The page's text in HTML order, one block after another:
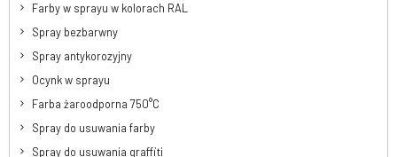
Farby w sprayu w kolorach RAL
Spray bezbarwny
Spray antykorozyjny
Ocynk w sprayu
Farba żaroodporna 750°C
Spray do usuwania farby
Spray do usuwania graffiti